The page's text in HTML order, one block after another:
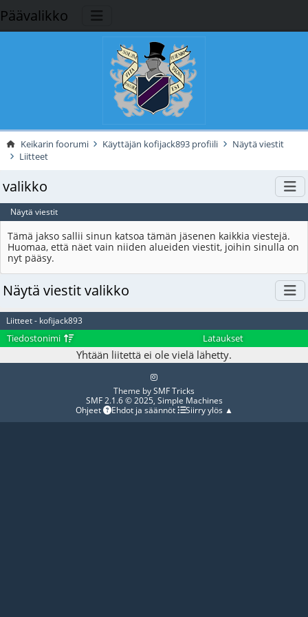
Päävalikko
Keikarin foorumi Käyttäjän kofijack893 profiili
Näytä viestit
Liitteet
valikko
Näytä viestit
Tämä jakso sallii sinun katsoa tämän jäsenen kaikkia viestejä.
Huomaa, että näet vain niiden alueiden viestit, joihin sinulla on
nyt pääsy.
Näytä viestit valikko
Liitteet - kofijack893
Tiedostonimi Lataukset
Yhtään liitettä ei ole vielä lähetty.
Theme bySMF Tricks
SMF 2.1.6 © 2025, Simple Machines
Ohjeet
Ehdot ja säännöt Siirry ylös ▲